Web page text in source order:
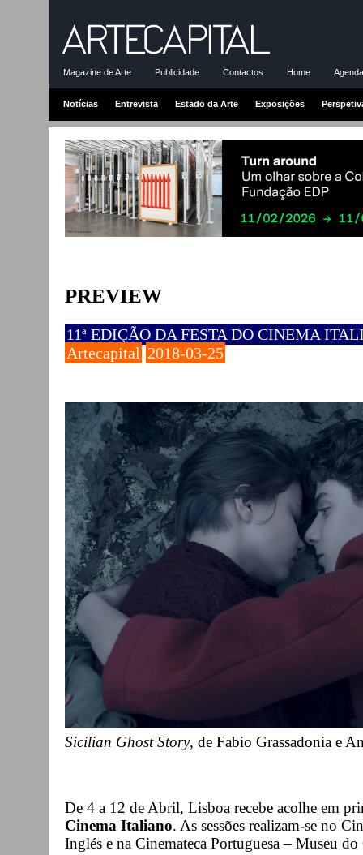
Magazine de Arte Publicidade Contactos Home
Notícias Entrevista Estado da Arte Exposições
PREVIEW
11ª EDIÇÃO DA FESTA DO CINEMA
Artecapital 2018-03-25
Sicilian Ghost Story, de Fabio Grassadonia e
De 4 a 12 de Abril, Lisboa recebe acolhe em
Cinema Italiano. As sessões realizam-se no
Inglés e na Cinemateca Portuguesa – Museu